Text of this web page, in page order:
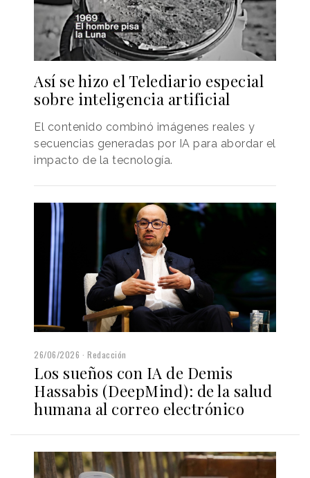
Así se hizo el Telediario especial
sobre inteligencia artificial
El contenido combinó imágenes reales y
secuencias generadas por IA para abordar el
impacto de la tecnología.
26/06/2026 Redacción
Los sueños con IA de Demis
Hassabis (DeepMind): de la salud
humana al correo electrónico